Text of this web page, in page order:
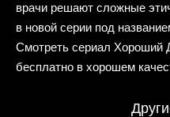
врачи решают сложные
в новой серии под
Смотреть сериал Хороший
бесплатно в хорошем